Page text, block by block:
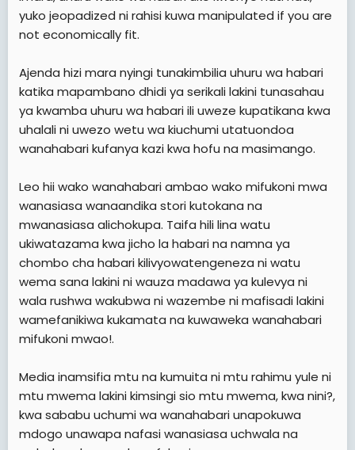
yuko jeopadized ni rahisi kuwa manipulated if you are
not economically fit.
Ajenda hizi mara nyingi tunakimbilia uhuru wa habari
katika mapambano dhidi ya serikali lakini tunasahau
ya kwamba uhuru wa habari ili uweze kupatikana kwa
uhalali ni uwezo wetu wa kiuchumi utatuondoa
wanahabari kufanya kazi kwa hofu na masimango.
Leo hii wako wanahabari ambao wako mifukoni mwa
wanasiasa wanaandika stori kutokana na
mwanasiasa alichokupa. Taifa hili lina watu
ukiwatazama kwa jicho la habari na namna ya
chombo cha habari kilivyowatengeneza ni watu
wema sana lakini ni wauza madawa ya kulevya ni
wala rushwa wakubwa ni wazembe ni mafisadi lakini
wamefanikiwa kukamata na kuwaweka wanahabari
mifukoni mwao!.
Media inamsifia mtu na kumuita ni mtu rahimu yule ni
mtu mwema lakini kimsingi sio mtu mwema, kwa nini?,
kwa sababu uchumi wa wanahabari unapokuwa
mdogo unawapa nafasi wanasiasa uchwala na